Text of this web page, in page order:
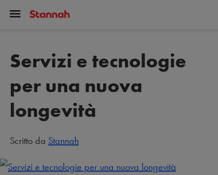
Servizi e tecnologie
per una nuova
longevità
Scritto da Stannah